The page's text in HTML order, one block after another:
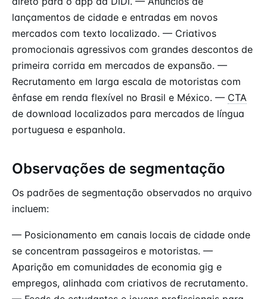
lançamentos de cidade e entradas em novos
mercados com texto localizado. — Criativos
promocionais agressivos com grandes descontos de
primeira corrida em mercados de expansão. —
Recrutamento em larga escala de motoristas com
ênfase em renda flexível no Brasil e México. — CTA
de download localizados para mercados de língua
portuguesa e espanhola.
Observações de segmentação
Os padrões de segmentação observados no arquivo
incluem:
— Posicionamento em canais locais de cidade onde
se concentram passageiros e motoristas. —
Aparição em comunidades de economia gig e
empregos, alinhada com criativos de recrutamento.